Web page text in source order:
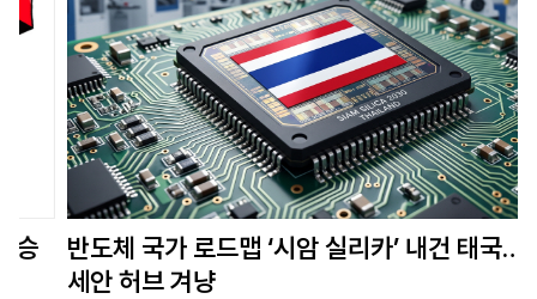
반도체 국가 로드맵 ‘시암 실리카’ 내건 태국… 아
세안 허브 겨냥